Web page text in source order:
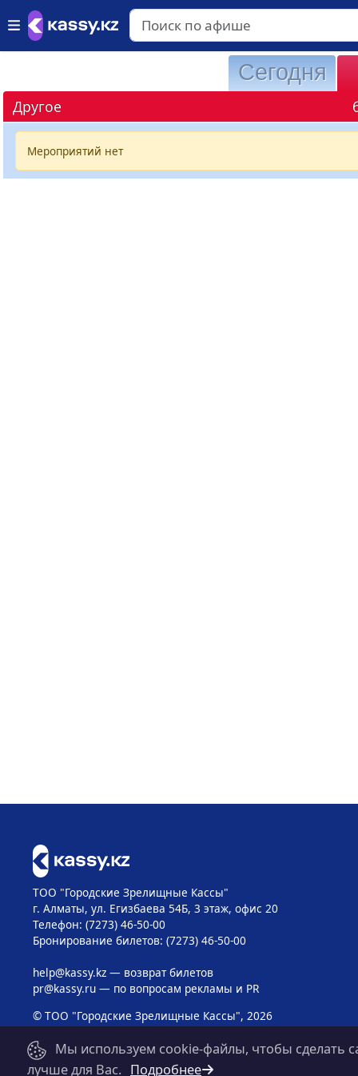
Сегодня
Другое
Мероприятий нет
ТОО "Городские Зрелищные Кассы"
г. Алматы, ул. Егизбаева 54Б, 3 этаж, офис 20
Телефон: (7273) 46-50-00
Бронирование билетов: (7273) 46-50-00
help@kassy.kz— возврат билетов
pr@kassy.ru— по вопросам рекламы и PR
© ТОО "Городские Зрелищные Кассы", 2026
Мы используем cookie-файлы, чтобы сделать
лучше для Вас. Подробнее